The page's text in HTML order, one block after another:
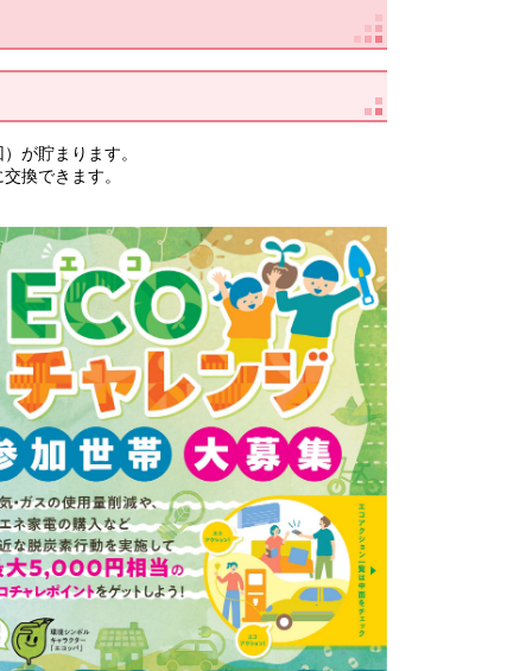
が貯まります。
換できます。